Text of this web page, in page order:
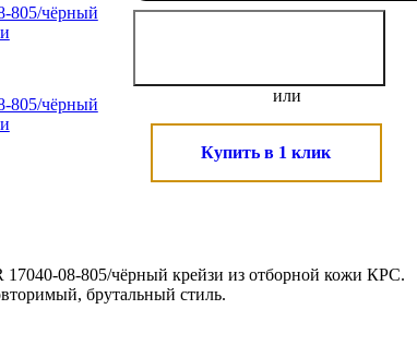
или
Купить в 1 клик
08-805/чёрный крейзи из отборной кожи КРС.
брутальный стиль.